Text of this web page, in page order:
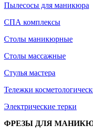
Пылесосы для маникюра
СПА комплексы
Столы маникюрные
Столы массажные
Стулья мастера
Тележки
Электрические терки
ФРЕЗЫ ДЛЯ